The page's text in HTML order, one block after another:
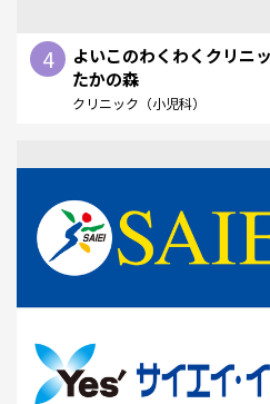
4
よいこのわくわくクリ
たかの森
クリニック（小児科）